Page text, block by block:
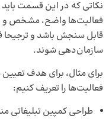
نکاتی که در این قسمت
فعالیت‌ها واضح، مشخص و
قابل سنجش باشد و ترجیحا
سازمان‌دهی شوند.
برای مثال، برای هدف
فعالیت‌ها را تعریف کنیم:
طراحی کمپین تبلیغاتی